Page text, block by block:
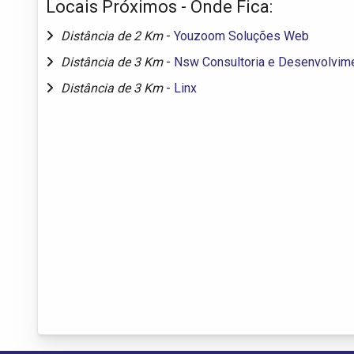
Locais Próximos - Onde Fica:
Distância de 2 Km - Youzoom Soluções Web
Distância de 3 Km - Nsw Consultoria e
Distância de 3 Km - Linx